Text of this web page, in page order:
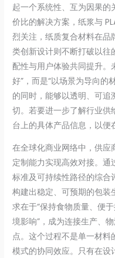
起一个系统性、互为因果的
价比的解决方案，纸浆与
烈关注，纸质复合材料在品
类创新设计则不断打破以
配性与用户体验共同提升。
好”，而是“以场景为导向的
的同时，能够以透明、可
切。若要进一步了解行业
台上的具体产品信息，以便
在全球化商业网络中，供应
定制能力实现高效对接。
标准及可持续性路径的综合
构建出稳定、可预期的包
求在于“保持食物质量、便
境影响”，成为连接生产、
点。这个过程不是单一材
模式的协同效应。只有在